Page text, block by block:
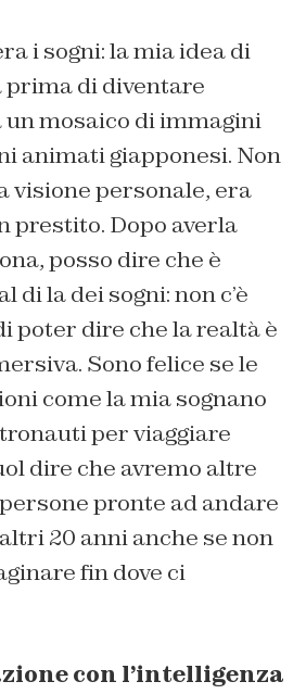
i sogni: la mia idea di
di diventare
mosaico di immagini
animati giapponesi. Non
visione personale, era
prestito. Dopo averla
posso dire che è
di la dei sogni: non c’è
poter dire che la realtà è
Sono felice se le
come la mia sognano
per viaggiare
dire che avremo altre
pronte ad andare
20 anni anche se non
fin dove ci
con l’intelligenza